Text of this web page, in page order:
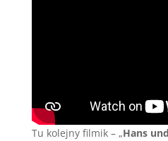
Tu kolejny filmik – „Hans